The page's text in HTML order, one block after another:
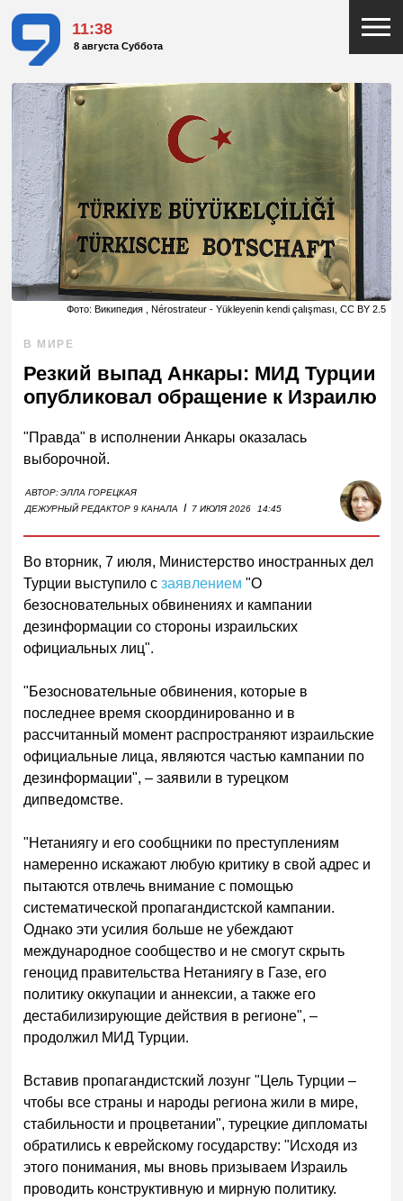
11:38
8 августа Суббота
Фото: Википедия , Nérostrateur - Yükleyenin kendi çalışması, CC BY 2.5
В МИРЕ
Резкий выпад Анкары: МИД Турции
опубликовал обращение к Израилю
"Правда" в исполнении Анкары оказалась
выборочной.
АВТОР:ЭЛЛА ГОРЕЦКАЯ
ДЕЖУРНЫЙ РЕДАКТОР 9 КАНАЛА
I 7 ИЮЛЯ 2026 14:45
Во вторник, 7 июля, Министерство иностранных дел
Турции выступило сзаявлением "О
безосновательных обвинениях и кампании
дезинформации со стороны израильских
официальных лиц".
"Безосновательные обвинения, которые в
последнее время скоординированно и в
рассчитанный момент распространяют израильские
официальные лица, являются частью кампании по
дезинформации", – заявили в турецком
дипведомстве.
"Нетаниягу и его сообщники по преступлениям
намеренно искажают любую критику в свой адрес и
пытаются отвлечь внимание с помощью
систематической пропагандистской кампании.
Однако эти усилия больше не убеждают
международное сообщество и не смогут скрыть
геноцид правительства Нетаниягу в Газе, его
политику оккупации и аннексии, а также его
дестабилизирующие действия в регионе", –
продолжил МИД Турции.
Вставив пропагандистский лозунг "Цель Турции –
чтобы все страны и народы региона жили в мире,
стабильности и процветании", турецкие дипломаты
обратились к еврейскому государству: "Исходя из
этого понимания, мы вновь призываем Израиль
проводить конструктивную и мирную политику.